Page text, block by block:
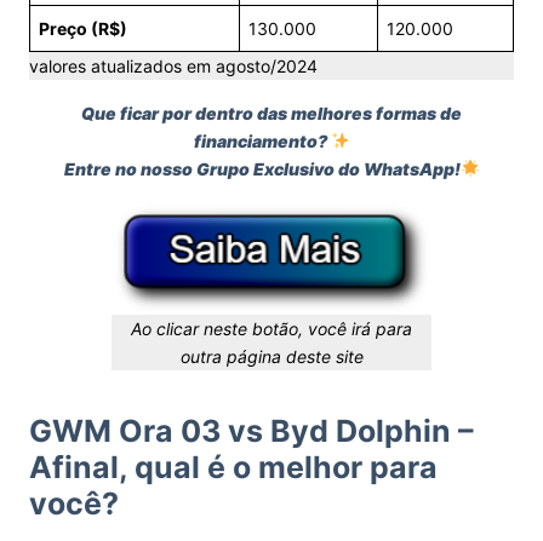
Preço (R$) 130.000
120.000
valores atualizados em agosto/2024
Que ficar por dentro das melhores formas de
financiamento?
Entre no nosso Grupo Exclusivo do WhatsApp!
Ao clicar neste botão, você irá para
outra página deste site
GWM Ora 03 vs Byd Dolphin –
Afinal, qual é o melhor para
você?